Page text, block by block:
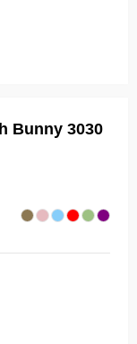
Bunny 3030